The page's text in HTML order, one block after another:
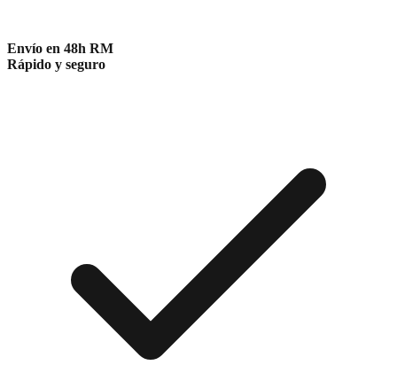
Envío en 48h RM
Rápido y seguro